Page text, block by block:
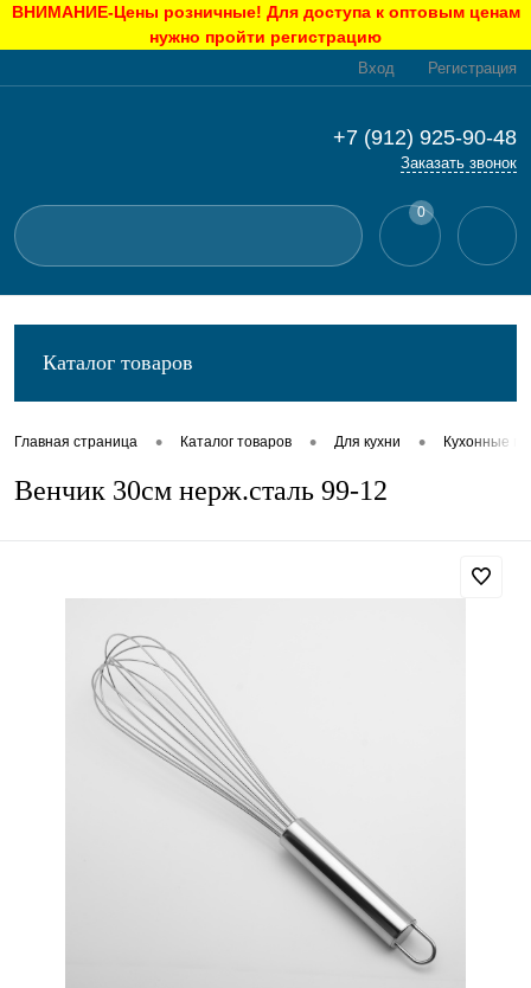
ВНИМАНИЕ-Цены розничные! Для доступа к оптовым ценам
нужно пройти регистрацию
Вход Регистрация
+7 (912) 925-90-48
Заказать звонок
0
Каталог товаров
Главная страница • Каталог товаров • Для кухни • Кухонные
Венчик 30см нерж.сталь 99-12